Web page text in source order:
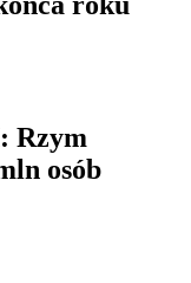
Rzym
osób